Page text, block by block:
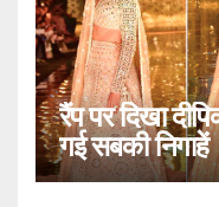
रैंप पर दिखा
गई सबकी निगाहें